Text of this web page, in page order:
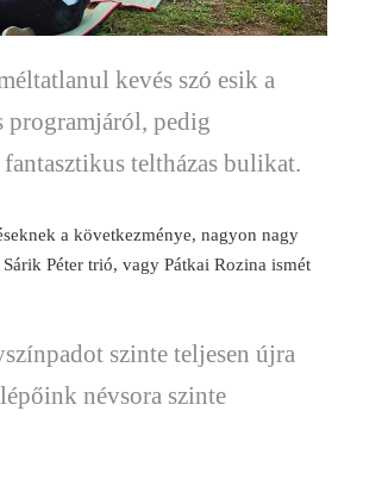
kevés szó esik a
pedig
teltházas bulikat.
a következménye, nagyon nagy
Péter trió, vagy Pátkai Rozina ismét
szinte teljesen újra
névsora szinte